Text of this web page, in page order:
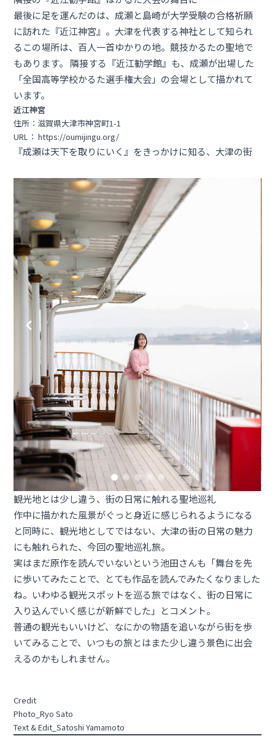
最後に足を運んだのは、成瀬と島崎が大学受験の合格祈願
に訪れた『近江神宮』。大津を代表する神社として知られ
るこの場所は、百人一首ゆかりの地。競技かるたの聖地で
もあります。 隣接する『近江勧学館』も、成瀬が出場した
「全国高等学校かるた選手権大会」の会場として描かれて
います。
近江神宮
住所：滋賀県大津市神宮町1-1
URL：https://oumijingu.org/
『成瀬は天下を取りにいく』をきっかけに知る、大津の街
観光地とは少し違う、街の日常に触れる聖地巡礼
作中に描かれた風景がぐっと身近に感じられるようになる
と同時に、観光地としてではない、大津の街の日常の魅力
にも触れられた、今回の聖地巡礼旅。
実はまだ原作を読んでいないという池田さんも「舞台を先
に歩いてみたことで、とても作品を読んでみたくなりました
ね。いわゆる観光スポットを巡る旅ではなく、街の日常に
入り込んでいく感じが新鮮でした」とコメント。
普通の観光もいいけど、なにかの物語を追いながら街を歩
いてみることで、いつもの旅とはまた少し違う景色に出会
えるのかもしれません。
Credit
Photo_Ryo Sato
Text & Edit_Satoshi Yamamoto